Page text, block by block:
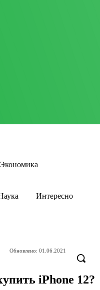
Экономика
Интересно
Обновлено: 01.06.2021
iPhone 12?